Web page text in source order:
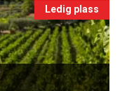
Ledig plass